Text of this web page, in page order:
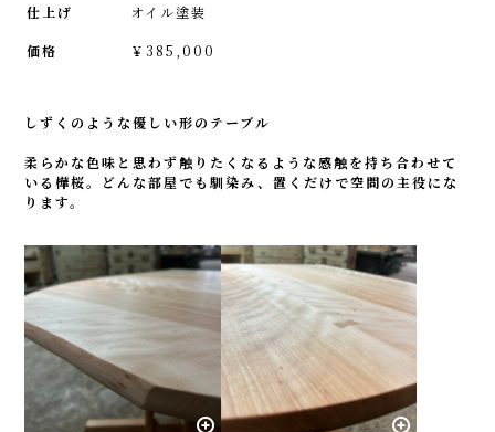
仕上げ オイル塗装
価格 ￥385,000
しずくのような優しい形のテーブル
柔らかな色味と思わず触りたくなるような感触を持ち合わせて
いる樺桜。どんな部屋でも馴染み、置くだけで空間の主役にな
ります。